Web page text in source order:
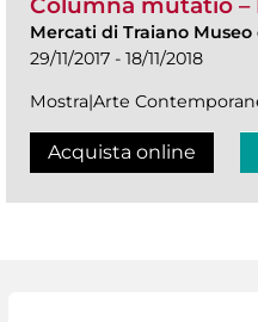
Mercati di Traiano
29/11/2017 - 18/11/2018
Mostra|Arte
Acquista online